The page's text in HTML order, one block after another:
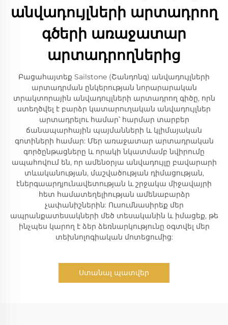
անվադույլների արտադրող
գծերի առաջատար
արտադրողներից
Բացահայտեք Sailstone (Շանդոնգ) անվադույլների
արտադրման ընկերության նորարարական
տրակտորային անվադույլների արտադրող գիծը, որն
ստեղծվել է բարձր կատարուղական անվադույլներ
արտադրելու համար՝ հարմար տարբեր
ճանապարհային պայմանների և կլիմայական
գոտիների համար: Մեր առաջատար արտադրական
գործընթացները և որակի նկատմամբ նվիրումը
ապահովում են, որ ամենօրյա անվադույլը բավարարի
տևականության, մաշվածության դիմացության,
էներգաարդյունավետության և շրջակա միջավայրի
հետ համատեղելիության ամենաբարձր
չափանիշներին: Ուսումնասիրեք մեր
ապրանքատեսակների մեծ տեսականին և իմացեք, թե
ինչպես կարող է ձեր ձեռնարկությունը օգտվել մեր
տեխնոլոգիական մոտեցումից:
Ստանալ պատվեր